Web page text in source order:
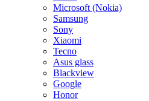
Microsoft (Nokia)
Samsung
Sony
Xiaomi
Tecno
Asus glass
Blackview
Google
Honor